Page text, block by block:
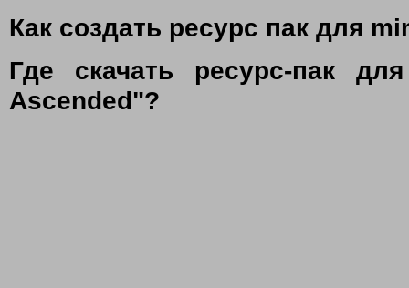
Как создать ресурс пак для
Где скачать ресурс-пак
Ascended"?